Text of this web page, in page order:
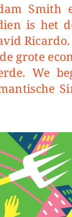
Smith
is het
grote
We